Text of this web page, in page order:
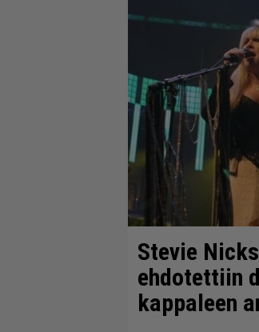
Stevie
ehdotettiin
kappaleen